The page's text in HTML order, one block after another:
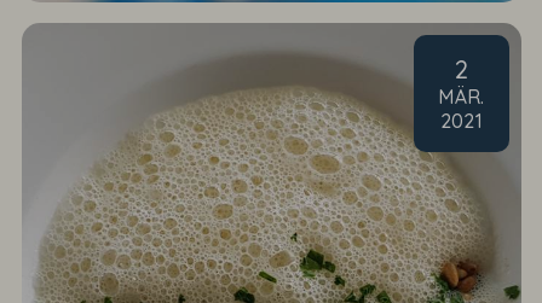
2
MÄR.
2021